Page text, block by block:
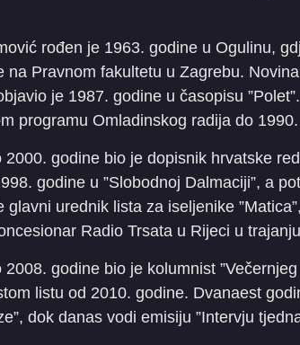
rođen je 1963. godine u Ogulinu,
na Pravnom fakultetu u Zagrebu.
je 1987. godine u časopisu
programu Omladinskog radija do
2000. godine bio je dopisnik hrvatske
godine u ”Slobodnoj Dalmaciji”, a
glavni urednik lista za iseljenike
Radio Trsata u Rijeci u
2008. godine bio je kolumnist
listu od 2010. godine. Dvanaest
dok danas vodi emisiju ”Intervju